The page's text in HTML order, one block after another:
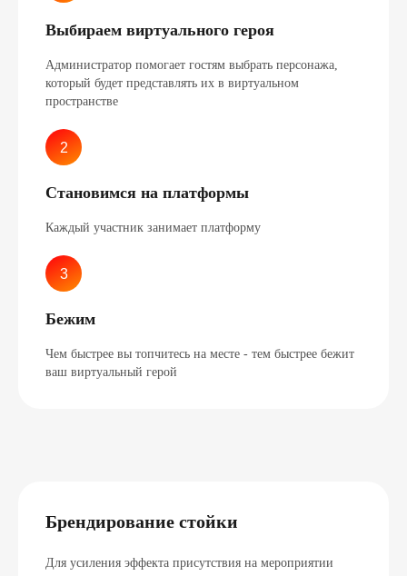
Выбираем виртуального героя
Администратор помогает гостям выбрать персонажа,
который будет представлять их в виртуальном
пространстве
Становимся на платформы
Каждый участник занимает платформу
Бежим
Чем быстрее вы топчитесь на месте - тем быстрее бежит
ваш виртуальный герой
Брендирование стойки
Для усиления эффекта присутствия на мероприятии